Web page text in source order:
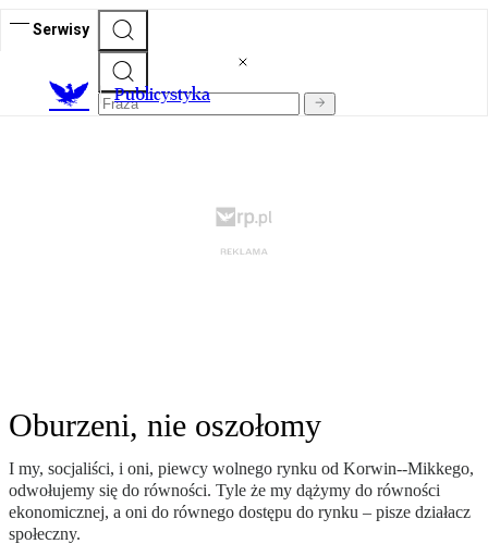
Serwisy
Publicystyka
Oburzeni, nie oszołomy
I my, socjaliści, i oni, piewcy wolnego rynku od Korwin--Mikkego,
odwołujemy się do równości. Tyle że my dążymy do równości
ekonomicznej, a oni do równego dostępu do rynku – pisze działacz
społeczny.